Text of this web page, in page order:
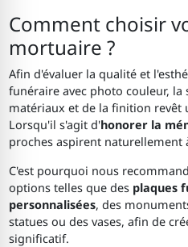
Comment choisir
mortuaire ?
Afin d'évaluer la qualité et
funéraire avec photo couleur, la
matériaux et de la finition revêt
Lorsqu'il s'agit d'honorer la
proches aspirent naturellement
C'est pourquoi nous
options telles que des plaques
personnalisées, des
statues ou des vases, afin de
significatif.